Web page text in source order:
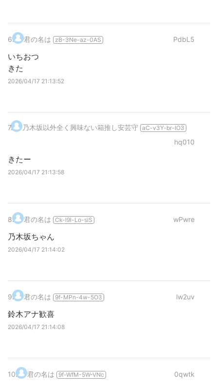
6. 君の名は zB-3Ne-az-0AS PdbL5
いちおつ
きた
2026/04/17 21:13:52
7. 乃木坂以外全く興味ない箱推し安芸守 aC-v3Y-br-lO3
hq010
きたー
2026/04/17 21:13:58
8. 君の名は Ck-l9l-Lo-siS wPwre
乃木坂ちゃん
2026/04/17 21:14:02
9. 君の名は 9f-MPn-4w-5O3 lw2uv
鈴木アナ歓喜
2026/04/17 21:14:08
10. 君の名は 9f-WfM-5W-VNc 0qwtk